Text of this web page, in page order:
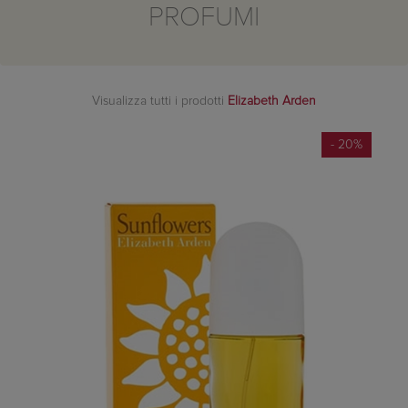
PROFUMI
Visualizza tutti i prodotti Elizabeth Arden
- 20%